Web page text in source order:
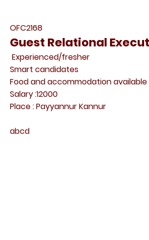
OFC2168
Guest Relational
Experienced/fresher
Smart candidates
Food and accommodation available
Salary :12000
Place : Payyannur Kannur
abcd